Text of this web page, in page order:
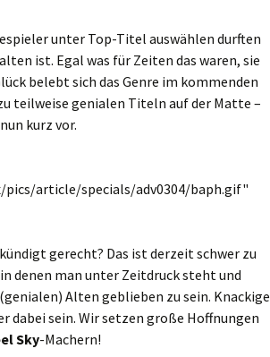
unter Top-Titel auswählen durften
ist. Egal was für Zeiten das waren, sie
belebt sich das Genre im kommenden
teilweise genialen Titeln auf der Matte –
kurz vor.
article/specials/adv0304/baph.gif"
gerecht? Das ist derzeit schwer zu
denen man unter Zeitdruck steht und
Alten geblieben zu sein. Knackige
dabei sein. Wir setzen große Hoffnungen
Sky-Machern!